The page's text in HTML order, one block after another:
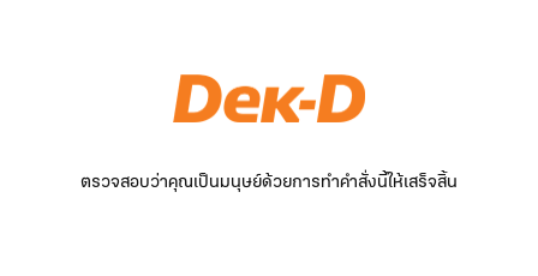
ตรวจสอบว่าคุณเป็นมนุษย์ด้วยการทำคำสั่งนี้ให้เสร็จสิ้น